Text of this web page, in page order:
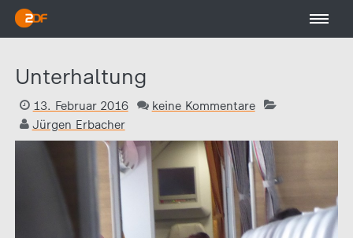
Unterhaltung
13. Februar 2016
keine Kommentare
Jürgen Erbacher